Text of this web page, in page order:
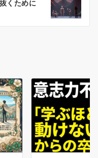
くために